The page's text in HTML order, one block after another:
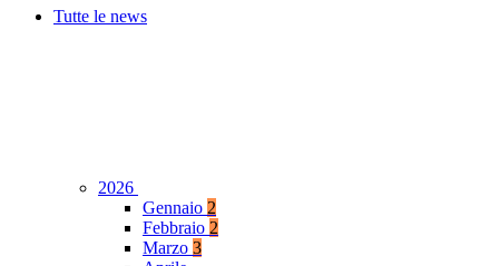
Tutte le news
2026
Gennaio 2
Febbraio 2
Marzo 3